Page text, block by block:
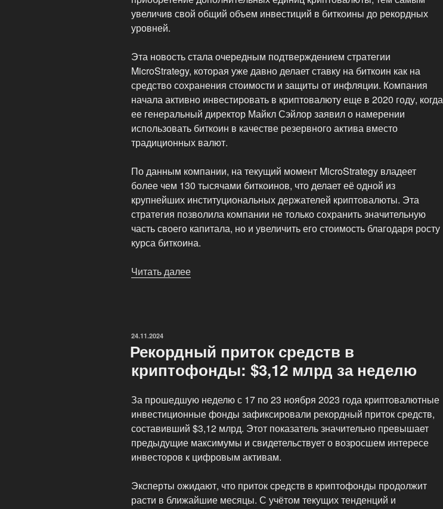
увеличив свой общий объем инвестиций в биткоины до рекордных
уровней.
Эта новость стала очередным подтверждением стратегии
MicroStrategy, которая уже давно делает ставку на биткоин как на
средство сохранения стоимости и защиты от инфляции. Компания
начала активно инвестировать в криптовалюту еще в 2020 году, когда
ее генеральный директор Майкл Сэйлор заявил о намерении
использовать биткоин в качестве резервного актива вместо
традиционных валют.
По данным компании, на текущий момент MicroStrategy владеет
более чем 130 тысячами биткоинов, что делает её одной из
крупнейших институциональных держателей криптовалюты. Эта
стратегия позволила компании не только сохранить значительную
часть своего капитала, но и увеличить его стоимость благодаря росту
курса биткоина.
Читать далее
потратив
$5,4
млрд»
ОПУБЛИКОВАНО
24.11.2024
Рекордный приток средств в
криптофонды: $3,12 млрд за неделю
За прошедшую неделю с 17 по 23 ноября 2023 года криптовалютные
инвестиционные фонды зафиксировали рекордный приток средств,
составивший $3,12 млрд. Этот показатель значительно превышает
предыдущие максимумы и свидетельствует о возросшем интересе
инвесторов к цифровым активам.
Эксперты ожидают, что приток средств в криптофонды продолжит
расти в ближайшие месяцы. С учётом текущих тенденций и